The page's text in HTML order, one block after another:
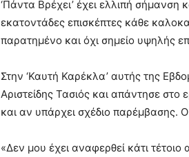
‘Πάντα Βρέχει’ έχει ελλιπή σήμανση
εκατοντάδες επισκέπτες κάθε
παρατημένο και όχι σημείο υψηλής
Στην ‘Καυτή Καρέκλα’ αυτής της
Αριστείδης Τασιός και απάντησε
και αν υπάρχει σχέδιο παρέμβασης.
«Δεν μου έχει αναφερθεί κάτι τέτοιο